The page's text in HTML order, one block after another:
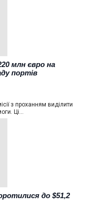
млн євро на
портів
з проханням виділити
Ці…
до $51,2